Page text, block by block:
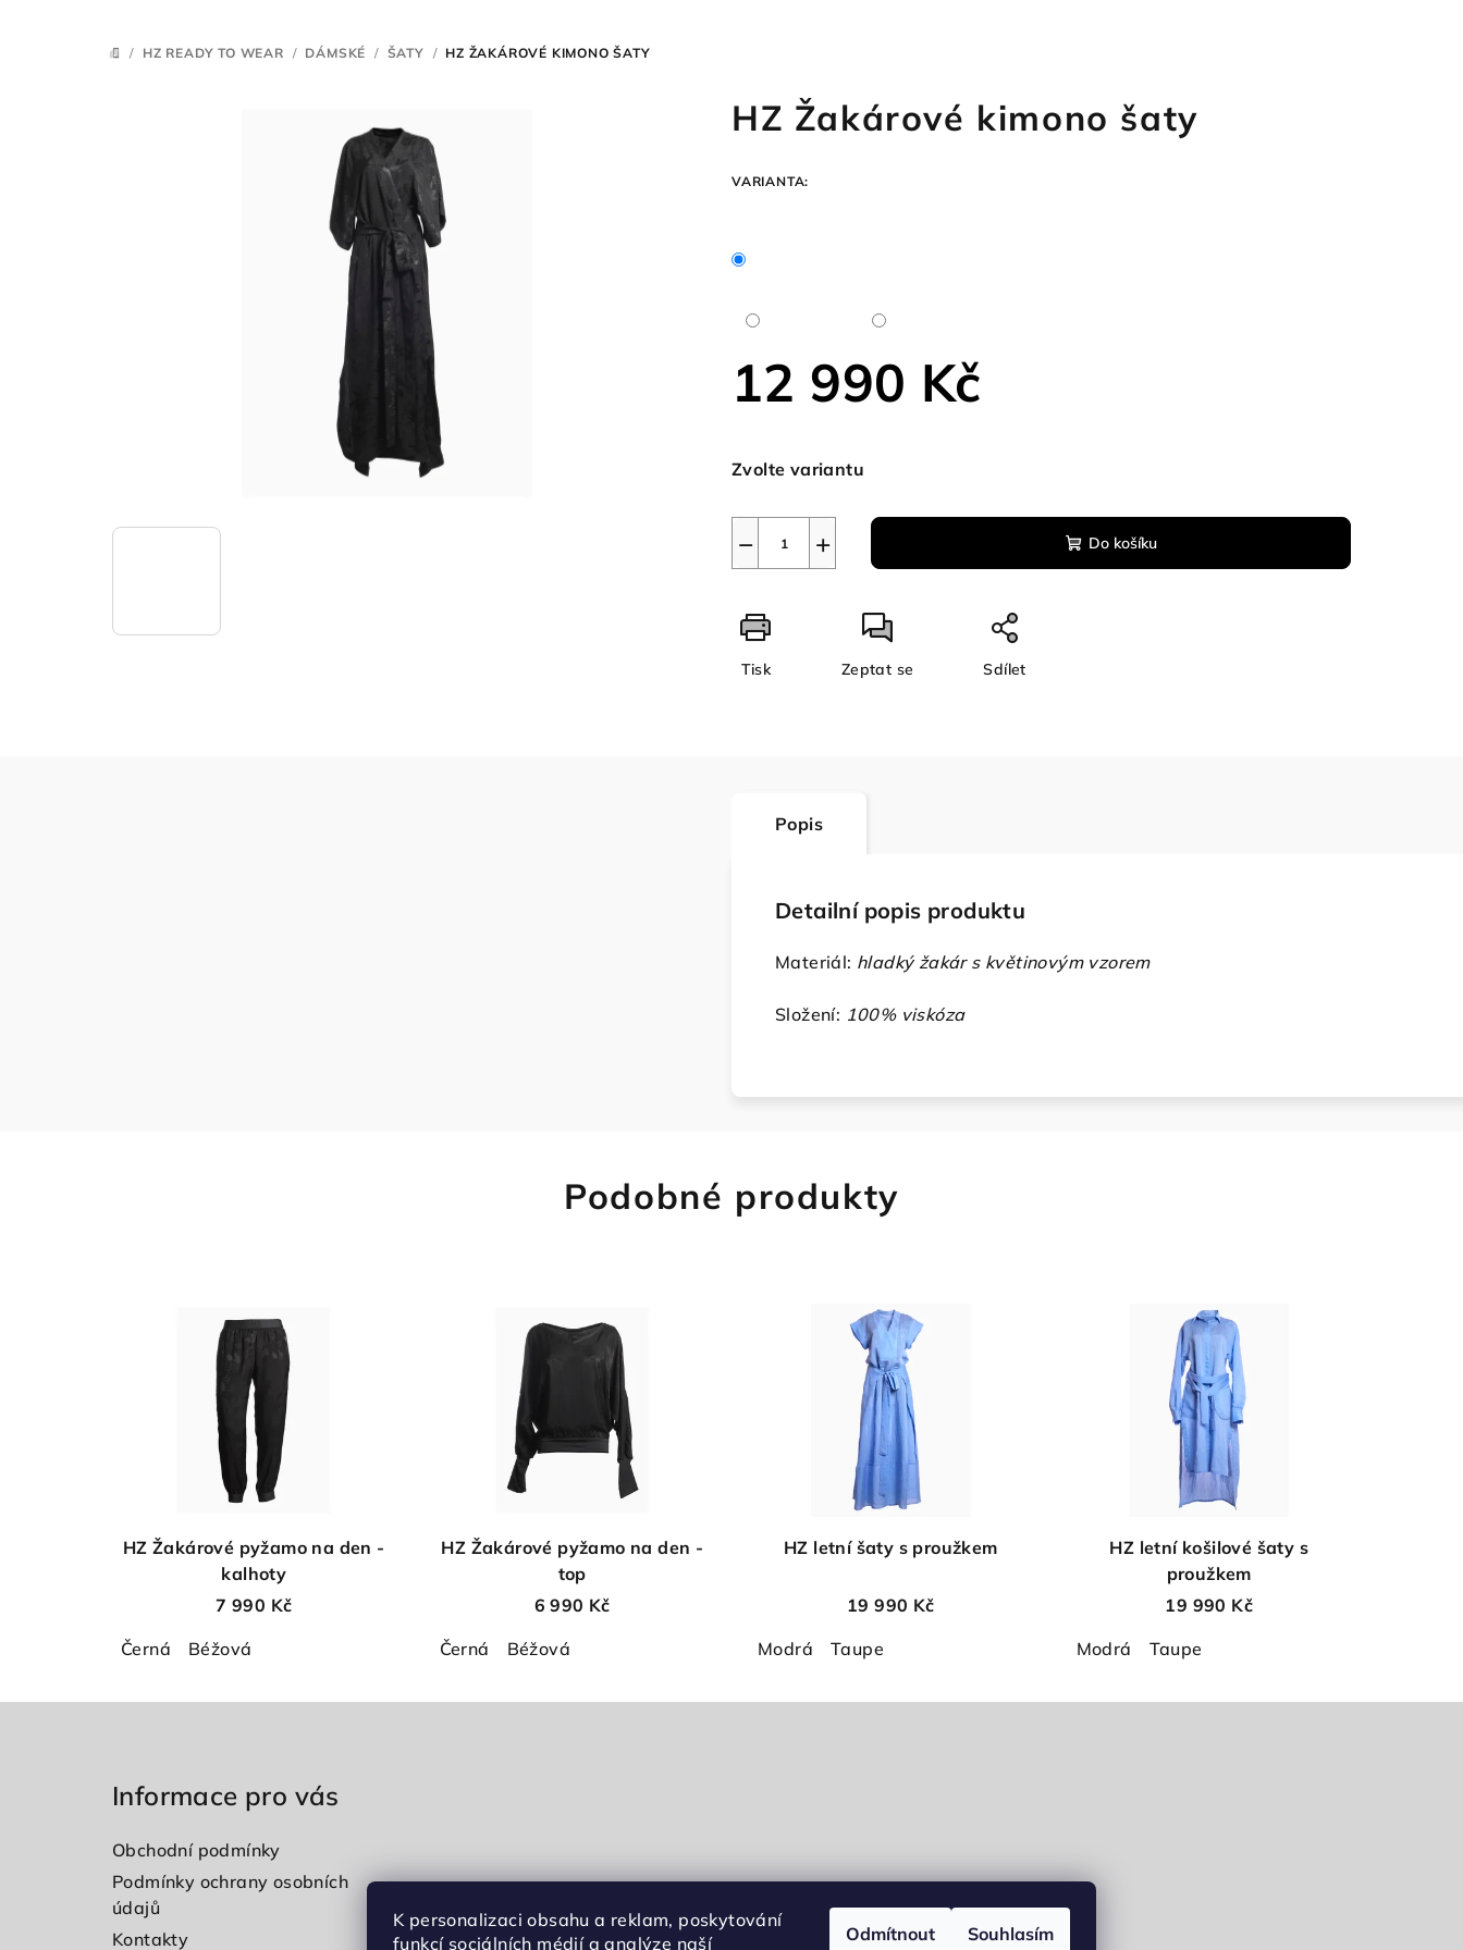
K personalizaci obsahu a reklam, poskytování
funkcí sociálních médií a analýze naší
Odmítnout Souhlasím
DOMŮ
/ HZ READY TO WEAR / DÁMSKÉ / ŠATY / HZ ŽAKÁROVÉ KIMONO ŠATY
HZ Žakárové kimono šaty
VARIANTA:
12 990 Kč
cena:
Zvolte variantu
+
− Do košíku
Tisk Zeptat se Sdílet
Popis
Detailní popis produktu
Materiál: hladký žakár s květinovým vzorem
Složení: 100% viskóza
Podobné produkty
HZ Žakárové pyžamo na den -
kalhoty
7 990 Kč
Černá
Béžová
HZ Žakárové pyžamo na den -
top
6 990 Kč
Černá
Béžová
HZ letní šaty s proužkem
19 990 Kč
Modrá
Taupe
HZ letní košilové šaty s
proužkem
19 990 Kč
Modrá
Taupe
Informace pro vás
Obchodní podmínky
Podmínky ochrany osobních
údajů
Kontakty